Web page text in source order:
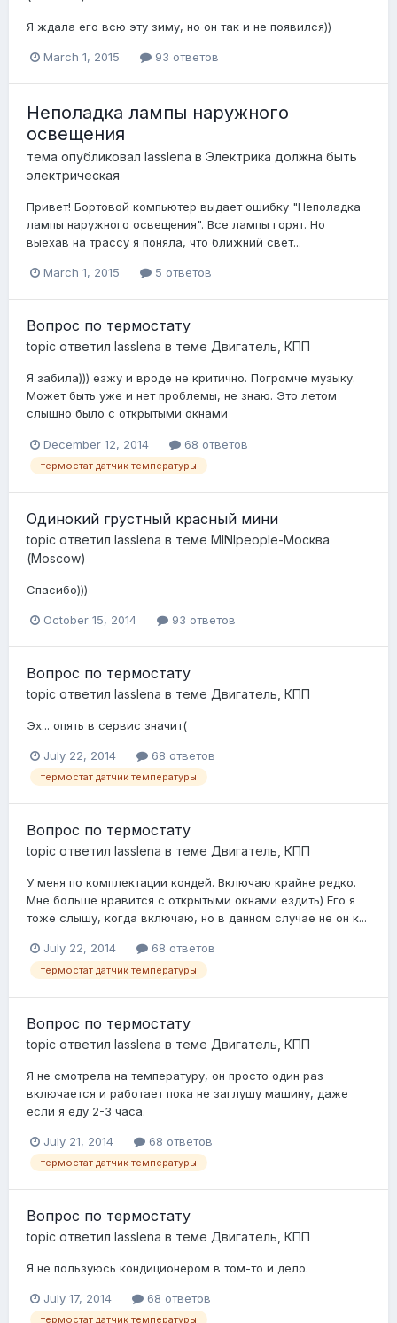
Я ждала его всю эту зиму, но он так и не появился))
March 1, 2015 93 ответов
Неполадка лампы наружного
освещения
тема опубликовал lasslena в Электрика должна быть
электрическая
Привет! Бортовой компьютер выдает ошибку "Неполадка
лампы наружного освещения". Все лампы горят. Но
выехав на трассу я поняла, что ближний свет...
March 1, 2015 5 ответов
Вопрос по термостату
topic ответил lasslena в теме Двигатель, КПП
Я забила))) езжу и вроде не критично. Погромче музыку.
Может быть уже и нет проблемы, не знаю. Это летом
слышно было с открытыми окнами
December 12, 2014 68 ответов
термостат датчик температуры
Одинокий грустный красный мини
topic ответил lasslena в теме MINIpeople-Москва
(Moscow)
Спасибо)))
October 15, 2014 93 ответов
Вопрос по термостату
topic ответил lasslena в теме Двигатель, КПП
Эх... опять в сервис значит(
July 22, 2014 68 ответов
термостат датчик температуры
Вопрос по термостату
topic ответил lasslena в теме Двигатель, КПП
У меня по комплектации кондей. Включаю крайне редко.
Мне больше нравится с открытыми окнами ездить) Его я
тоже слышу, когда включаю, но в данном случае не он к...
July 22, 2014 68 ответов
термостат датчик температуры
Вопрос по термостату
topic ответил lasslena в теме Двигатель, КПП
Я не смотрела на температуру, он просто один раз
включается и работает пока не заглушу машину, даже
если я еду 2-3 часа.
July 21, 2014 68 ответов
термостат датчик температуры
Вопрос по термостату
topic ответил lasslena в теме Двигатель, КПП
Я не пользуюсь кондиционером в том-то и дело.
July 17, 2014 68 ответов
термостат датчик температуры